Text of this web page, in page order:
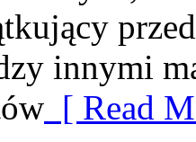
innymi
[ Read